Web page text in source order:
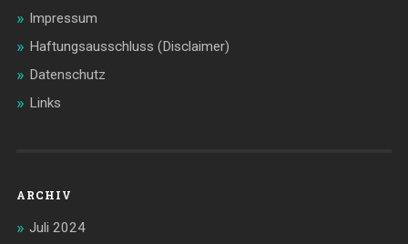
Impressum
Haftungsausschluss (Disclaimer)
Datenschutz
Links
ARCHIV
Juli 2024